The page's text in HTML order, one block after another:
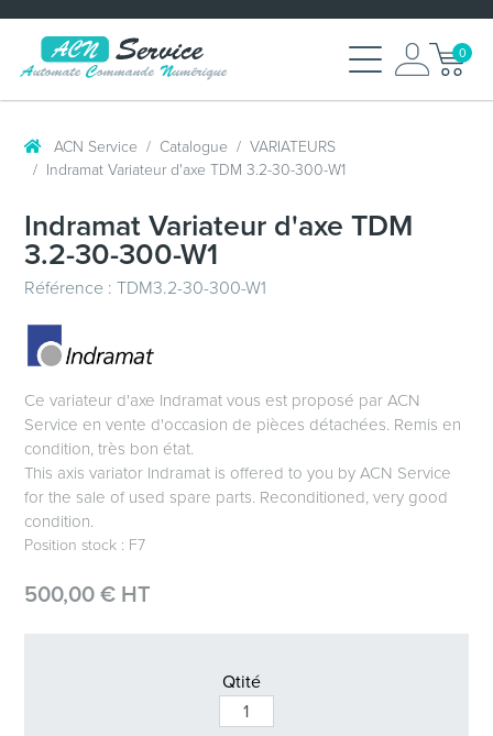
0
ACN Service Catalogue
VARIATEURS
Indramat Variateur d'axe TDM 3.2-30-300-W1
Indramat Variateur d'axe TDM
3.2-30-300-W1
Référence : TDM3.2-30-300-W1
Ce variateur d'axe Indramat vous est proposé par ACN
Service en vente d'occasion de pièces détachées. Remis en
condition, très bon état.
This axis variator Indramat is offered to you by ACN Service
for the sale of used spare parts. Reconditioned, very good
condition.
Position stock : F7
500,00 € HT
Qtité